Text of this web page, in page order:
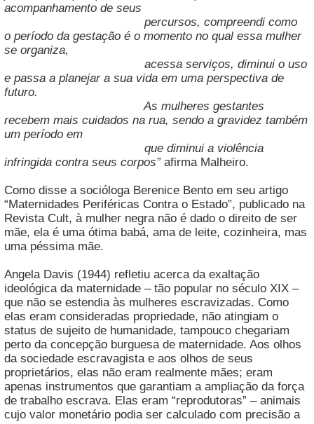
acompanhamento de seus
percursos, compreendi como
o período da gestação é o momento no qual essa mulher
se organiza,
acessa serviços, diminui o uso
e passa a planejar a sua vida em uma perspectiva de
futuro.
As mulheres gestantes
recebem mais cuidados na rua, sendo a gravidez também
um período em
que diminui a violência
infringida contra seus corpos”afirma Malheiro.
Como disse a socióloga Berenice Bento em seu artigo
“Maternidades Periféricas Contra o Estado”, publicado na
Revista Cult, à mulher negra não é dado o direito de ser
mãe, ela é uma ótima babá, ama de leite, cozinheira, mas
uma péssima mãe.
Angela Davis (1944) refletiu acerca da exaltação
ideológica da maternidade – tão popular no século XIX –
que não se estendia às mulheres escravizadas. Como
elas eram consideradas propriedade, não atingiam o
status de sujeito de humanidade, tampouco chegariam
perto da concepção burguesa de maternidade. Aos olhos
da sociedade escravagista e aos olhos de seus
proprietários, elas não eram realmente mães; eram
apenas instrumentos que garantiam a ampliação da força
de trabalho escrava. Elas eram “reprodutoras” – animais
cujo valor monetário podia ser calculado com precisão a